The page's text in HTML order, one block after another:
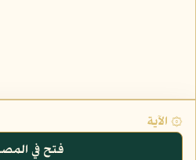
۞ الآية
فتح في